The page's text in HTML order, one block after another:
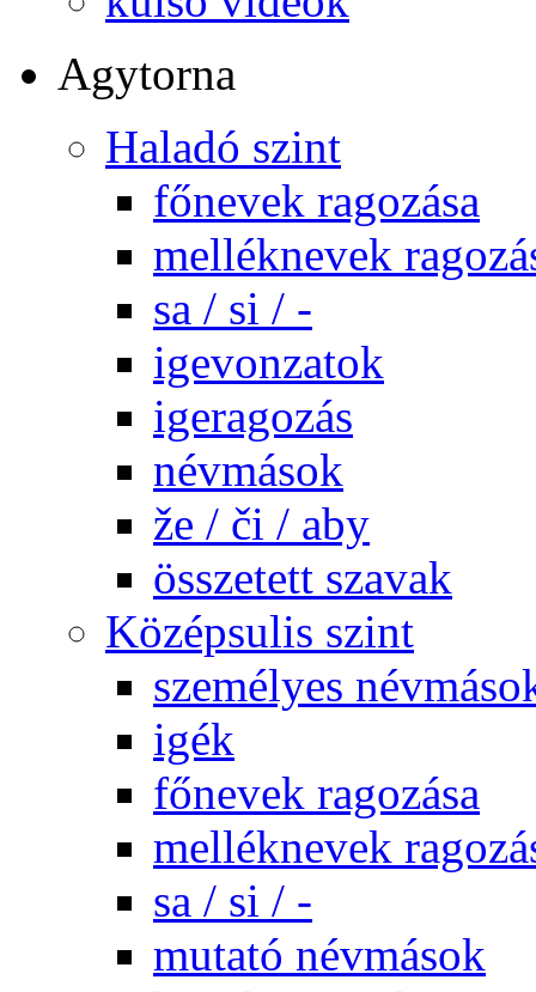
Agytorna
Haladó szint
főnevek ragozása
melléknevek
sa / si / -
igevonzatok
igeragozás
névmások
že / či / aby
összetett szavak
Középsulis szint
személyes
igék
főnevek ragozása
melléknevek
sa / si / -
mutató névmások